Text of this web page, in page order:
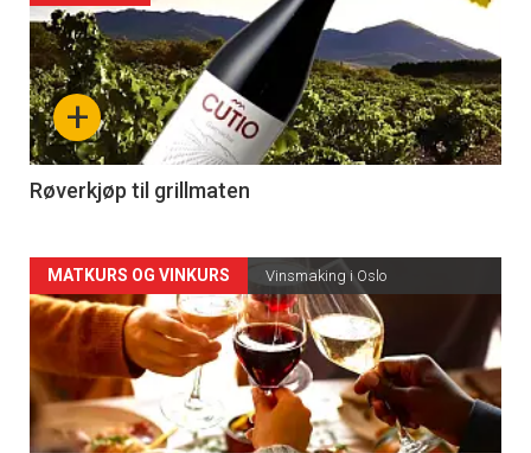
akkurat
nå
-
4
+
Røverkjøp til grillmaten
Forsiden
akkurat
nå
-
MATKURS OG VINKURS Vinsmaking i Oslo